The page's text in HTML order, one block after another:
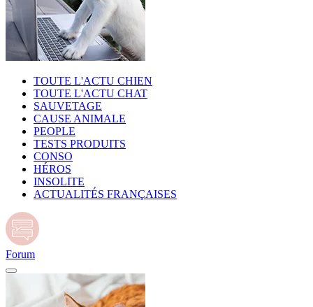
TOUTE L'ACTU CHIEN
TOUTE L'ACTU CHAT
SAUVETAGE
CAUSE ANIMALE
PEOPLE
TESTS PRODUITS
CONSO
HÉROS
INSOLITE
ACTUALITÉS FRANÇAISES
Forum